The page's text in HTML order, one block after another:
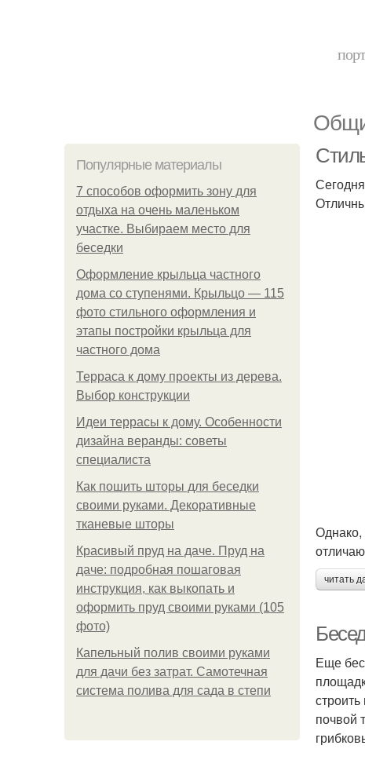
Популярные материалы
7 способов оформить зону для
отдыха на очень маленьком
участке. Выбираем место для
беседки
Оформление крыльца частного
дома со ступенями. Крыльцо — 115
фото стильного оформления и
этапы постройки крыльца для
частного дома
Терраса к дому проекты из дерева.
Выбор конструкции
Идеи террасы к дому. Особенности
дизайна веранды: советы
специалиста
Как пошить шторы для беседки
своими руками. Декоративные
тканевые шторы
Красивый пруд на даче. Пруд на
даче: подробная пошаговая
инструкция, как выкопать и
оформить пруд своими руками (105
фото)
Капельный полив своими руками
для дачи без затрат. Самотечная
система полива для сада в степи
Однако,
читать
Еще
почвой